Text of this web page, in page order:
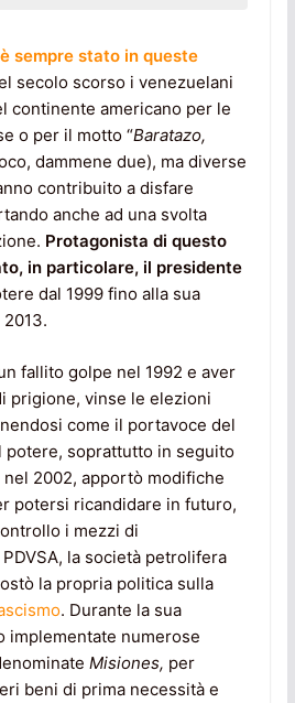
sempre stato in queste
secolo scorso i venezuelani
continente americano per le
o per il motto “Baratazo,
dammene due), ma diverse
contribuito a disfare
anche ad una svolta
Protagonista di questo
in particolare, il presidente
dal 1999 fino alla sua
fallito golpe nel 1992 e aver
prigione, vinse le elezioni
come il portavoce del
potere, soprattutto in seguito
2002, apportò modifiche
potersi ricandidare in futuro,
i mezzi di
la società petrolifera
la propria politica sulla
. Durante la sua
implementate numerose
Misiones, per
beni di prima necessità e